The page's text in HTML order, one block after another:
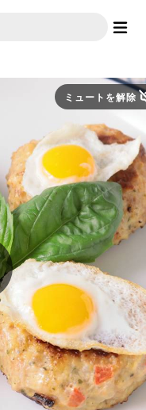
ミュートを解除